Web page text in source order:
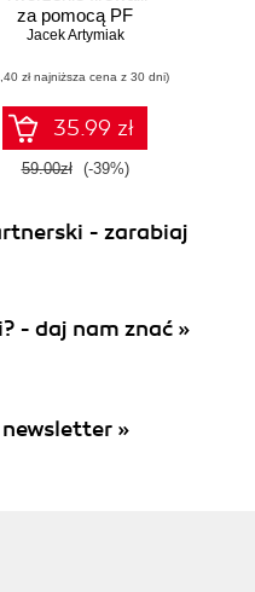
za pomocą PF
Jacek Artymiak
zł najniższa cena z 30 dni)
35.99 zł
59.00zł (-39%)
- zarabiaj
- daj nam znać »
»